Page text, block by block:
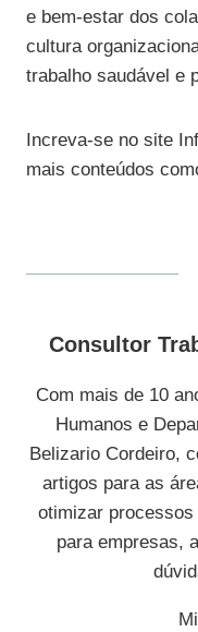
e bem-estar dos
cultura
trabalho saudável e
Increva-se no site
mais conteúdos
Consultor
Com mais de 10
Humanos e
Belizario Cordeiro,
artigos para as
otimizar processos
para empresas,